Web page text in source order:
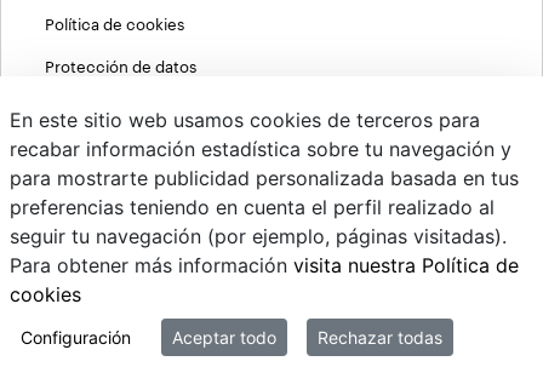
Política de cookies
Protección de datos
Política de privacidad web
MIFID
PSD2
Cambio de divisas
Sistema interno de información
En este sitio web usamos cookies de terceros para
recabar información estadística sobre tu navegación y
para mostrarte publicidad personalizada basada en tus
preferencias teniendo en cuenta el perfil realizado al
seguir tu navegación (por ejemplo, páginas visitadas).
Para obtener más información visita nuestra Política de
cookies
Configuración Aceptar todo Rechazar todas